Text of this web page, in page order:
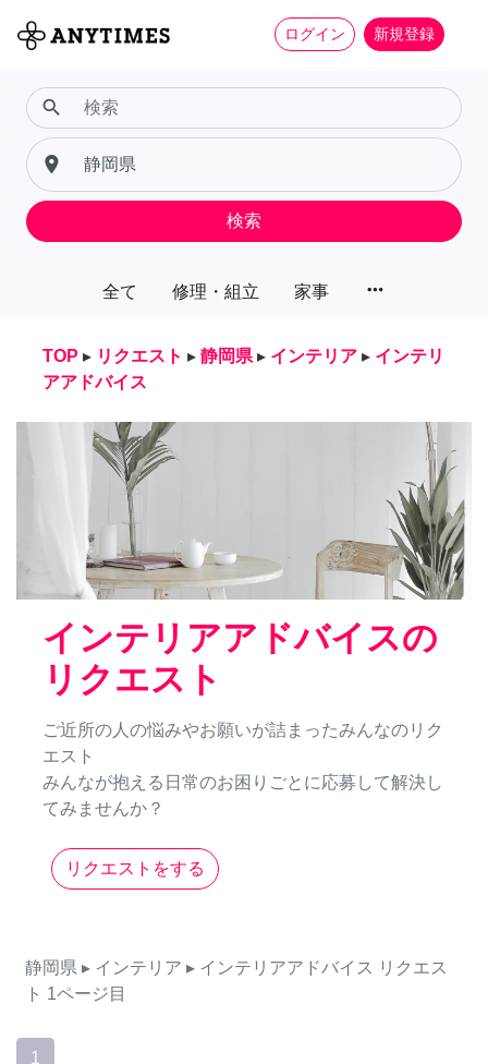
ログイン 新規登録
全て 修理・組立 家事 more_horiz
search
place
検索
TOP ▸ リクエスト ▸ 静岡県 ▸ インテリア ▸ インテリ
アアドバイス
インテリアアドバイスの
リクエスト
ご近所の人の悩みやお願いが詰まったみんなのリク
エスト
みんなが抱える日常のお困りごとに応募して解決し
てみませんか？
リクエストをする
静岡県 ▸ インテリア ▸ インテリアアドバイス リクエス
ト 1ページ目
1